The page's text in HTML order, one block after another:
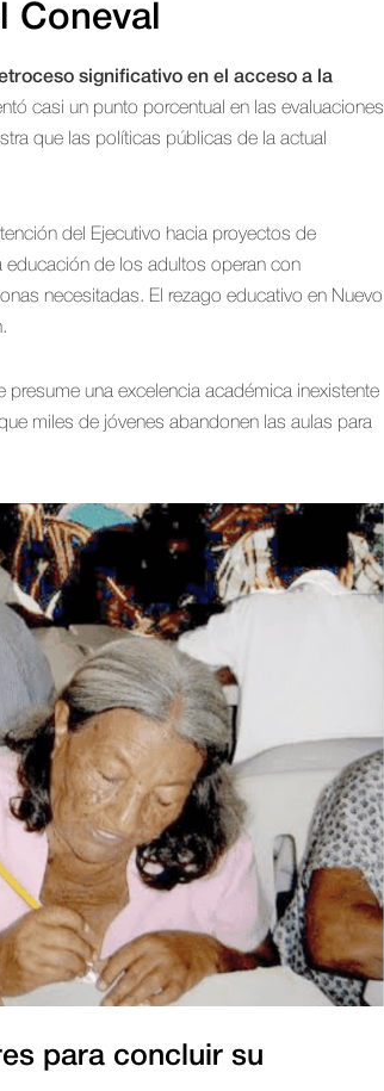
Coneval
significativo en el acceso a la
casi un punto porcentual en las evaluaciones
que las políticas públicas de la actual
del Ejecutivo hacia proyectos de
educación de los adultos operan con
necesitadas. El rezago educativo en Nuevo
una excelencia académica inexistente
miles de jóvenes abandonen las aulas para
para concluir su